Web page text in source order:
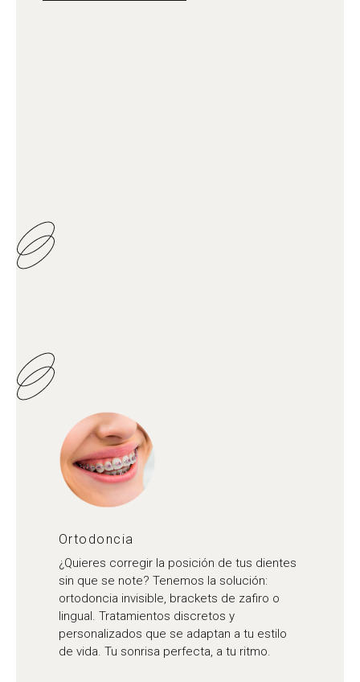
Ortodoncia
¿Quieres corregir la posición de tus dientes
sin que se note? Tenemos la solución:
ortodoncia invisible, brackets de zafiro o
lingual. Tratamientos discretos y
personalizados que se adaptan a tu estilo
de vida. Tu sonrisa perfecta, a tu ritmo.